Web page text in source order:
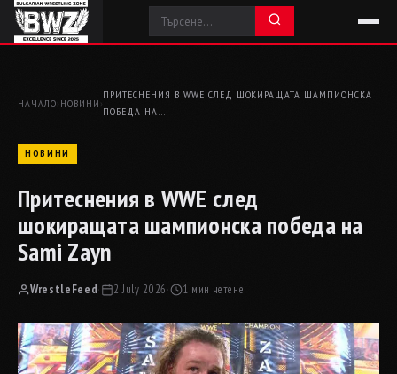
НАЧАЛО› НОВИНИ ›
ПРИТЕСНЕНИЯ В WWE СЛЕД ШОКИРАЩАТА ШАМПИОНСКА
ПОБЕДА НА…
НОВИНИ
Притеснения в WWE след
шокиращата шампионска победа на
Sami Zayn
WrestleFeed· 2 July 2026· 1 мин четене